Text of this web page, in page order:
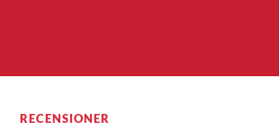
RECENSIONER